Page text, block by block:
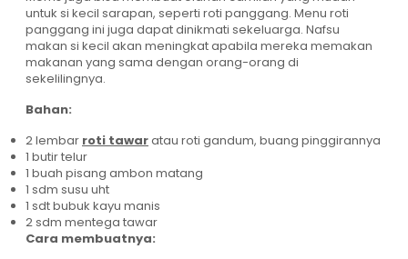
untuk si kecil sarapan, seperti roti panggang. Menu roti
panggang ini juga dapat dinikmati sekeluarga. Nafsu
makan si kecil akan meningkat apabila mereka memakan
makanan yang sama dengan orang-orang di
sekelilingnya.
Bahan:
2 lembar roti tawaratau roti gandum, buang pinggirannya
1 butir telur
1 buah pisang ambon matang
1 sdm susu uht
1 sdt bubuk kayu manis
2 sdm mentega tawar
Cara membuatnya: